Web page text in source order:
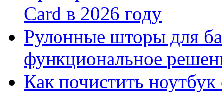
Card в 2026 году
Рулонные шторы для
функциональное
Как почистить